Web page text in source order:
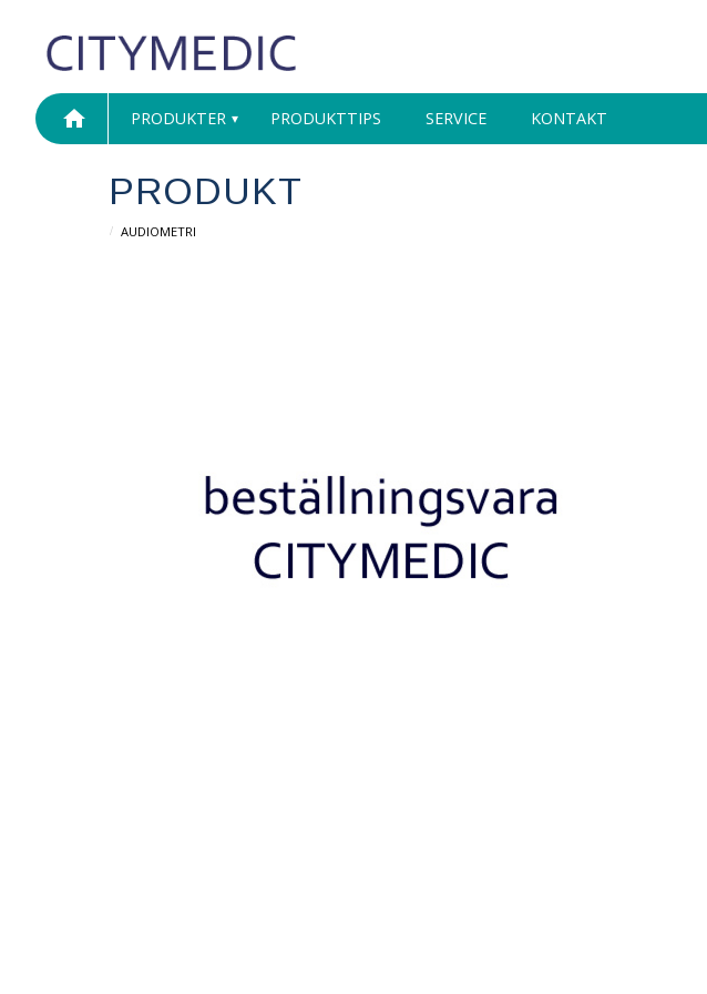
home PRODUKTER PRODUKTTIPS SERVICE KONTAKT
PRODUKT
AUDIOMETRI